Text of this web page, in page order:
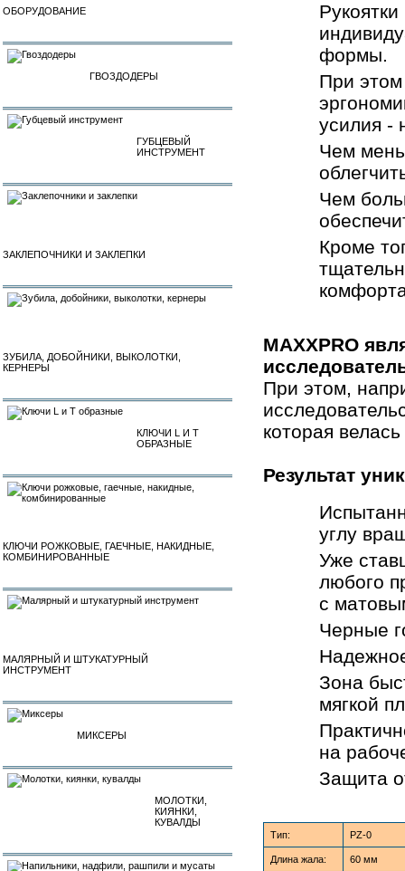
ОБОРУДОВАНИЕ
ГВОЗДОДЕРЫ
ГУБЦЕВЫЙ
ИНСТРУМЕНТ
ЗАКЛЕПОЧНИКИ И ЗАКЛЕПКИ
ЗУБИЛА, ДОБОЙНИКИ, ВЫКОЛОТКИ,
КЕРНЕРЫ
КЛЮЧИ L И T
ОБРАЗНЫЕ
КЛЮЧИ РОЖКОВЫЕ, ГАЕЧНЫЕ, НАКИДНЫЕ,
КОМБИНИРОВАННЫЕ
МАЛЯРНЫЙ И ШТУКАТУРНЫЙ
ИНСТРУМЕНТ
МИКСЕРЫ
МОЛОТКИ,
КИЯНКИ,
КУВАЛДЫ
формы.
При
усилия -
Чем
Чем
Кроме
MAXXPRO
При этом,
которая
Результат
углу
Уже
любого
с
Черные
Зона
мягкой
на
Защита
Тип: PZ-0
Длина жала: 60 мм